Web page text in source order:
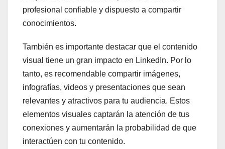
profesional confiable y dispuesto a compartir
conocimientos.
También es importante destacar que el contenido
visual tiene un gran impacto en LinkedIn. Por lo
tanto, es recomendable compartir imágenes,
infografías, videos y presentaciones que sean
relevantes y atractivos para tu audiencia. Estos
elementos visuales captarán la atención de tus
conexiones y aumentarán la probabilidad de que
interactúen con tu contenido.